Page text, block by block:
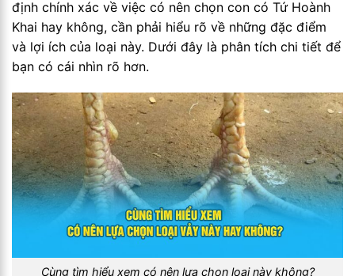
định chính xác về việc có nên chọn con có Tứ Hoành
Khai hay không, cần phải hiểu rõ về những đặc điểm
và lợi ích của loại này. Dưới đây là phân tích chi tiết để
bạn có cái nhìn rõ hơn.
Cùng tìm hiểu xem có nên lựa chọn loại này không?